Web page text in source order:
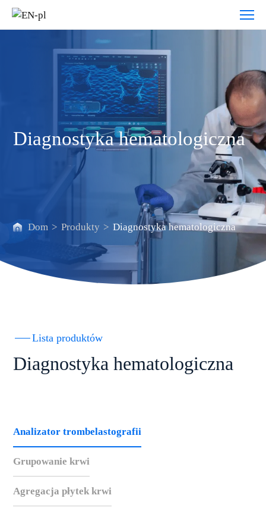
Diagnostyka
hematologiczna
Diagnostyka hematologiczna
Dom > Produkty > Diagnostyka hematologiczna
Lista produktów
Diagnostyka hematologiczna
Analizator trombelastografii
Grupowanie krwi
Agregacja płytek krwi